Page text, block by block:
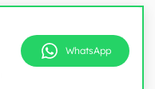
WhatsApp